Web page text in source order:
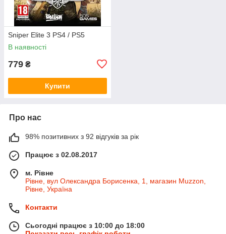
Sniper Elite 3 PS4 / PS5
В наявності
779 ₴
Купити
Про нас
98% позитивних з 92 відгуків за рік
Працює з 02.08.2017
м. Рівне
Рівне, вул Олександра Борисенка, 1, магазин Muzzon,
Рівне, Україна
Контакти
Сьогодні працює з 10:00 до 18:00